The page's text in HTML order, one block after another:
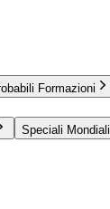
Formazioni
Speciali Mondiali